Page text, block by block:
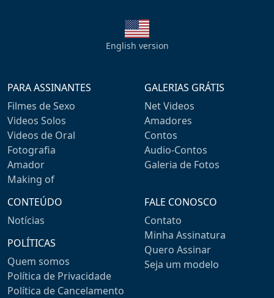
English version
PARA ASSINANTES
Filmes de Sexo
Videos Solos
Videos de Oral
Fotografia
Amador
Making of
GALERIAS GRÁTIS
Net Videos
Amadores
Contos
Audio-Contos
Galeria de Fotos
CONTEÚDO
Notícias
POLÍTICAS
Quem somos
Política de Privacidade
Política de Cancelamento
FALE CONOSCO
Contato
Minha Assinatura
Quero Assinar
Seja um modelo